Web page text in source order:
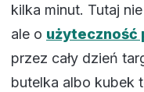
kilka minut. Tutaj
ale o użyteczność
przez cały dzień
butelka albo kubek